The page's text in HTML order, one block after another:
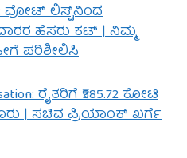
ವೋಟ್ ಲಿಸ್ಟ್‌ನಿಂದ
ಹೆಸರು ಕಟ್ | ನಿಮ್ಮ
ಪರಿಶೀಲಿಸಿ
ರೈತರಿಗೆ ₹585.72 ಕೋಟಿ
| ಸಚಿವ ಪ್ರಿಯಾಂಕ್ ಖರ್ಗೆ